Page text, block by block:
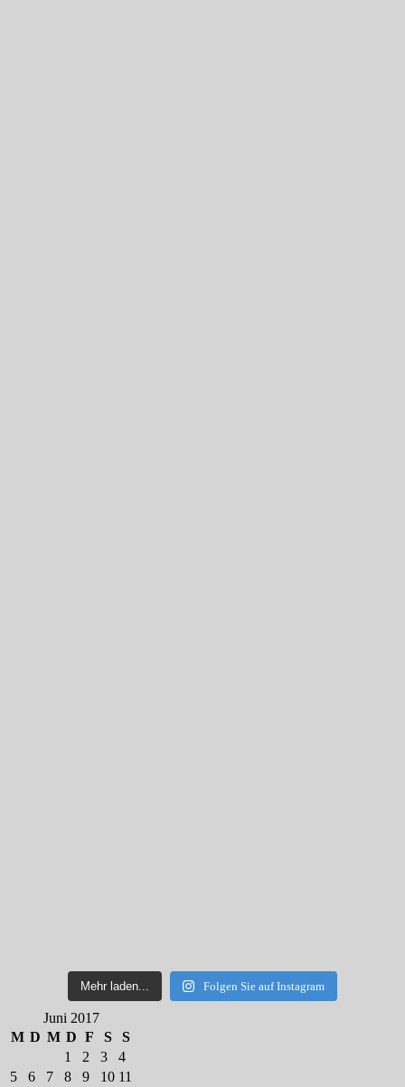
Mehr laden... Folgen Sie auf Instagram
Juni 2017
M D M D F S
S
1
2 3
4
5
6 7 8 9 10 11